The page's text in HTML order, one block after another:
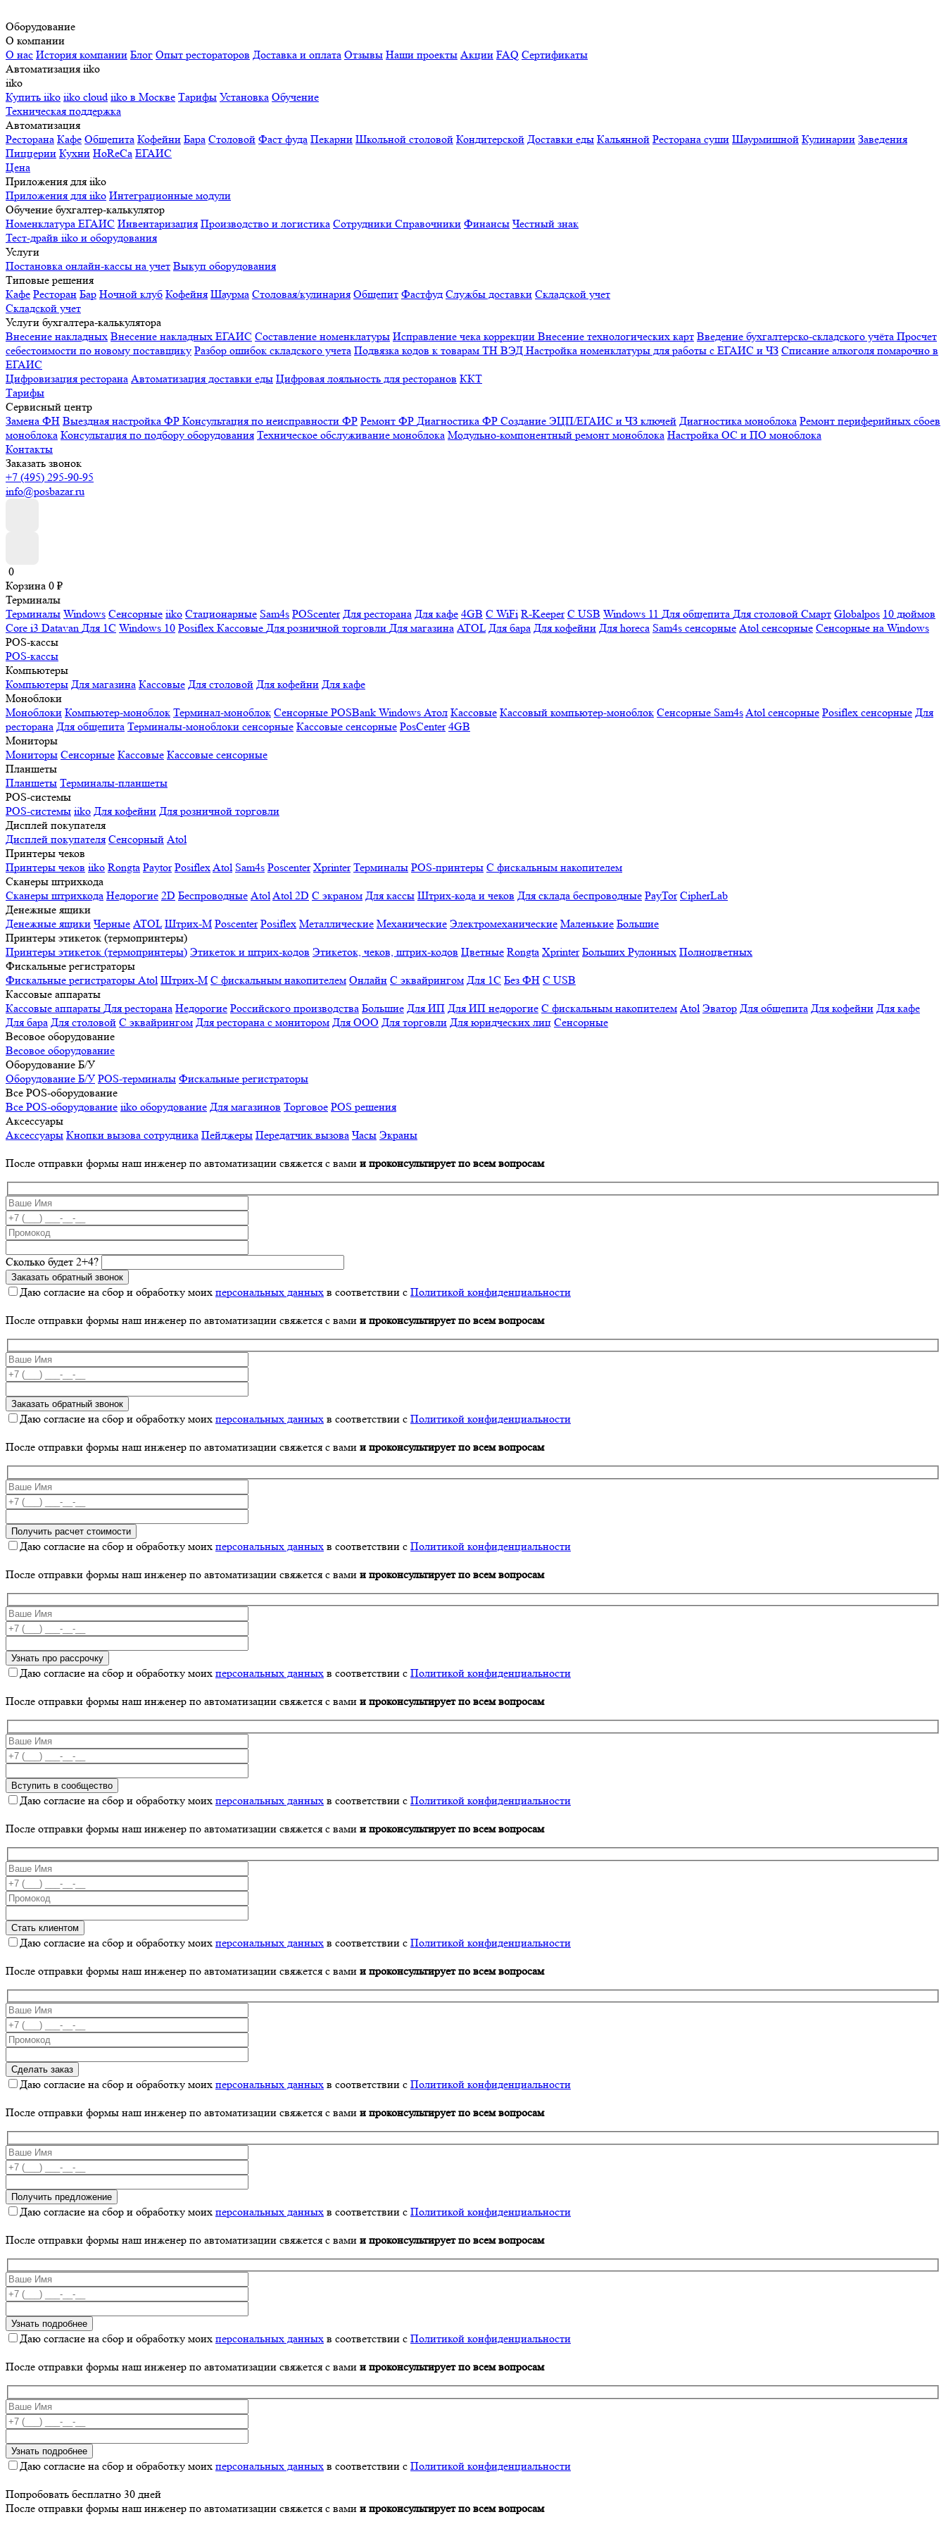
Оборудование
О компании
О нас История компании Блог Опыт рестораторов Доставка и оплата Отзывы Наши проекты Акции FAQ Сертификаты
Автоматизация iiko
iiko
Купить iiko iiko cloud iiko в Москве Тарифы Установка Обучение
Техническая поддержка
Автоматизация
Ресторана Кафе Общепита Кофейни Бара Столовой Фаст фуда Пекарни Школьной столовой Кондитерской Доставки еды Кальянной Ресторана суши Шаурмишной Кулинарии Заведения
Пиццерии Кухни HoReCa ЕГАИС
Цена
Приложения для iiko
Приложения для iiko Интеграционные модули
Обучение бухгалтер-калькулятор
Номенклатура ЕГАИС Инвентаризация Производство и логистика Сотрудники Справочники Финансы Честный знак
Тест-драйв iiko и оборудования
Услуги
Постановка онлайн-кассы на учет Выкуп оборудования
Типовые решения
Кафе Ресторан Бар Ночной клуб Кофейня Шаурма Столовая/кулинария Общепит Фастфуд Службы доставки Складской учет
Складской учет
Услуги бухгалтера-калькулятора
Внесение накладных Внесение накладных ЕГАИС Составление номенклатуры Исправление чека коррекции Внесение технологических карт Введение бухгалтерско-складского учёта Просчет
себестоимости по новому поставщику Разбор ошибок складского учета Подвязка кодов к товарам ТН ВЭД Настройка номенклатуры для работы с ЕГАИС и ЧЗ Списание алкоголя помарочно в
ЕГАИС
Цифровизация ресторана Автоматизация доставки еды Цифровая лояльность для ресторанов ККТ
Тарифы
Сервисный центр
Замена ФН Выездная настройка ФР Консультация по неисправности ФР Ремонт ФР Диагностика ФР Создание ЭЦП/ЕГАИС и ЧЗ ключей Диагностика моноблока Ремонт периферийных сбоев
моноблока Консультация по подбору оборудования Техническое обслуживание моноблока Модульно-компонентный ремонт моноблока Настройка ОС и ПО моноблока
Контакты
Заказать звонок
+7 (495) 295-90-95
info@posbazar.ru
0
Корзина 0 ₽
Терминалы
Терминалы Windows Сенсорные iiko Стационарные Sam4s POScenter Для ресторана Для кафе 4GB С WiFi R-Keeper С USB Windows 11 Для общепита Для столовой Смарт Globalpos 10 дюймов
Core i3 Datavan Для 1С Windows 10 Posiflex Кассовые Для розничной торговли Для магазина ATOL Для бара Для кофейни Для horeca Sam4s сенсорные Atol сенсорные Сенсорные на Windows
POS-кассы
POS-кассы
Компьютеры
Компьютеры Для магазина Кассовые Для столовой Для кофейни Для кафе
Моноблоки
Моноблоки Компьютер-моноблок Терминал-моноблок Сенсорные POSBank Windows Атол Кассовые Кассовый компьютер-моноблок Сенсорные Sam4sAtol сенсорные Posiflex сенсорные Для
ресторана Для общепита Терминалы-моноблоки сенсорные Кассовые сенсорные PosCenter 4GB
Мониторы
Мониторы Сенсорные Кассовые Кассовые сенсорные
Планшеты
Планшеты Терминалы-планшеты
POS-системы
POS-системы iiko Для кофейни Для розничной торговли
Дисплей покупателя
Дисплей покупателя Сенсорный Atol
Принтеры чеков
Принтеры чеков iiko Rongta Paytor PosiflexAtol Sam4s Poscenter Xprinter Терминалы POS-принтеры С фискальным накопителем
Сканеры штрихкода
Сканеры штрихкода Недорогие 2D Беспроводные AtolAtol 2D С экраном Для кассы Штрих-кода и чеков Для склада беспроводные PayTor CipherLab
Денежные ящики
Денежные ящики Черные ATOL Штрих-М Poscenter Posiflex Металлические Механические Электромеханические Маленькие Большие
Принтеры этикеток (термопринтеры)
Принтеры этикеток (термопринтеры) Этикеток и штрих-кодов Этикеток, чеков, штрих-кодов Цветные Rongta Xprinter Больших Рулонных Полноцветных
Фискальные регистраторы
Фискальные регистраторы Atol Штрих-М С фискальным накопителем Онлайн С эквайрингом Для 1С Без ФН С USB
Кассовые аппараты
Кассовые аппараты Для ресторана Недорогие Российского производства Большие Для ИП Для ИП недорогие С фискальным накопителем Atol Эватор Для общепита Для кофейни Для кафе
Для бара Для столовой С эквайрингом Для ресторана с монитором Для ООО Для торговли Для юридческих лиц Сенсорные
Весовое оборудование
Весовое оборудование
Оборудование Б/У
Оборудование Б/У POS-терминалы Фискальные регистраторы
Все POS-оборудование
Все POS-оборудование iiko оборудование Для магазинов Торговое POS решения
Аксессуары
Аксессуары Кнопки вызова сотрудника Пейджеры Передатчик вызова Часы Экраны
После отправки формы наш инженер по автоматизации свяжется с вами и проконсультирует по всем вопросам
Сколько будет 2+4?
Даю согласие на сбор и обработку моих персональных данных в соответствии с Политикой конфиденциальности
После отправки формы наш инженер по автоматизации свяжется с вами и проконсультирует по всем вопросам
Даю согласие на сбор и обработку моих персональных данных в соответствии с Политикой конфиденциальности
После отправки формы наш инженер по автоматизации свяжется с вами и проконсультирует по всем вопросам
Даю согласие на сбор и обработку моих персональных данных в соответствии с Политикой конфиденциальности
После отправки формы наш инженер по автоматизации свяжется с вами и проконсультирует по всем вопросам
Даю согласие на сбор и обработку моих персональных данных в соответствии с Политикой конфиденциальности
После отправки формы наш инженер по автоматизации свяжется с вами и проконсультирует по всем вопросам
Даю согласие на сбор и обработку моих персональных данных в соответствии с Политикой конфиденциальности
После отправки формы наш инженер по автоматизации свяжется с вами и проконсультирует по всем вопросам
Даю согласие на сбор и обработку моих персональных данных в соответствии с Политикой конфиденциальности
После отправки формы наш инженер по автоматизации свяжется с вами и проконсультирует по всем вопросам
Даю согласие на сбор и обработку моих персональных данных в соответствии с Политикой конфиденциальности
После отправки формы наш инженер по автоматизации свяжется с вами и проконсультирует по всем вопросам
Даю согласие на сбор и обработку моих персональных данных в соответствии с Политикой конфиденциальности
После отправки формы наш инженер по автоматизации свяжется с вами и проконсультирует по всем вопросам
Даю согласие на сбор и обработку моих персональных данных в соответствии с Политикой конфиденциальности
После отправки формы наш инженер по автоматизации свяжется с вами и проконсультирует по всем вопросам
Даю согласие на сбор и обработку моих персональных данных в соответствии с Политикой конфиденциальности
Попробовать бесплатно 30 дней
После отправки формы наш инженер по автоматизации свяжется с вами и проконсультирует по всем вопросам